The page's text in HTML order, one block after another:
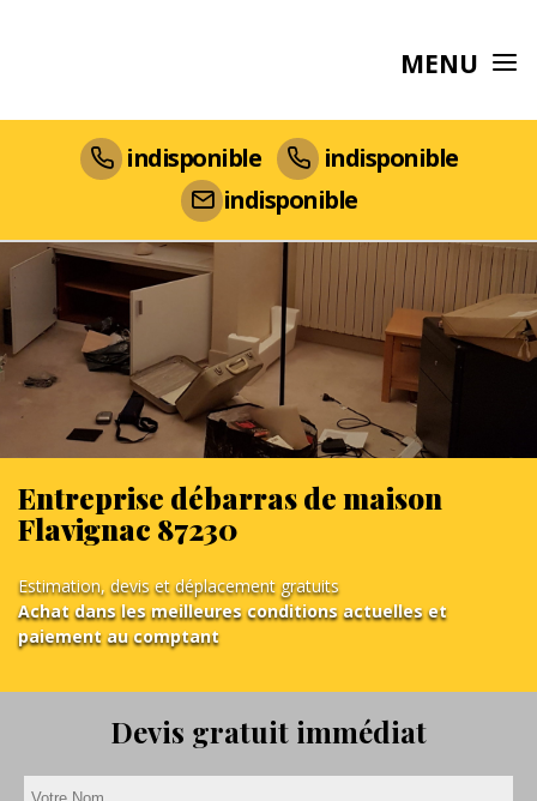
MENU
indisponible
indisponible
indisponible
Entreprise débarras de maison
Flavignac 87230
Estimation, devis et déplacement gratuits
Achat dans les meilleures conditions actuelles et
paiement au comptant
Devis gratuit immédiat